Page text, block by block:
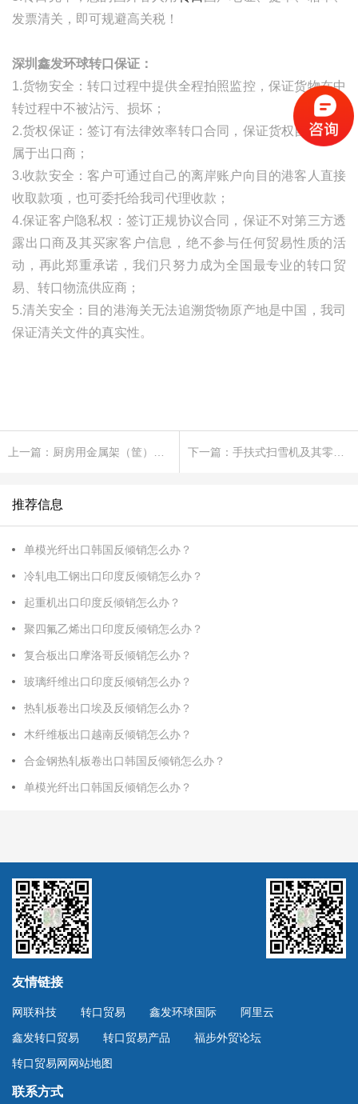
发票清关，即可规避高关税！
深圳鑫发环球转口保证：
1.货物安全：转口过程中提供全程拍照监控，保证货物在中
转过程中不被沾污、损坏；
2.货权保证：签订有法律效率转口合同，保证货权自始至终
属于出口商；
3.收款安全：客户可通过自己的离岸账户向目的港客人直接
收取款项，也可委托给我司代理收款；
4.保证客户隐私权：签订正规协议合同，保证不对第三方透
露出口商及其买家客户信息，绝不参与任何贸易性质的活
动，再此郑重承诺，我们只努力成为全国最专业的转口贸
易、转口物流供应商；
5.清关安全：目的港海关无法追溯货物原产地是中国，我司
保证清关文件的真实性。
推荐信息
单模光纤出口韩国反倾销怎么办？
冷轧电工钢出口印度反倾销怎么办？
起重机出口印度反倾销怎么办？
聚四氟乙烯出口印度反倾销怎么办？
复合板出口摩洛哥反倾销怎么办？
玻璃纤维出口印度反倾销怎么办？
热轧板卷出口埃及反倾销怎么办？
木纤维板出口越南反倾销怎么办？
合金钢热轧板卷出口韩国反倾销怎么办？
单模光纤出口韩国反倾销怎么办？
友情链接
网联科技 转口贸易 鑫发环球国际
阿里云
鑫发转口贸易
转口贸易产品
福步外贸论坛
转口贸易网网站地图
联系方式